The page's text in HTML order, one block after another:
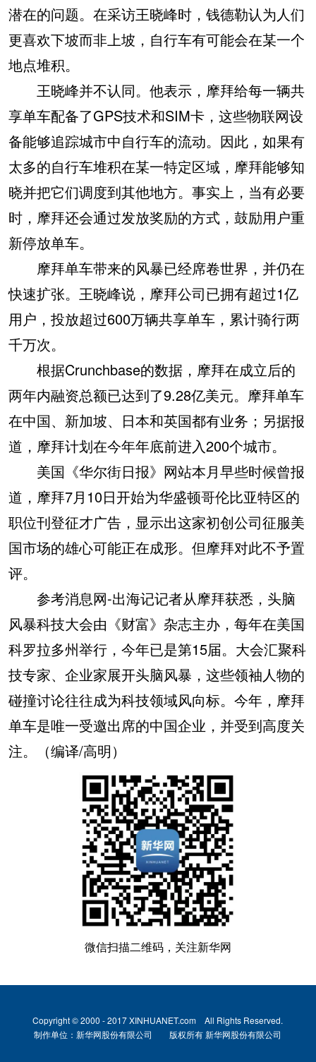
潜在的问题。在采访王晓峰时，钱德勒认为人们
更喜欢下坡而非上坡，自行车有可能会在某一个
地点堆积。
王晓峰并不认同。他表示，摩拜给每一辆共
享单车配备了GPS技术和SIM卡，这些物联网设
备能够追踪城市中自行车的流动。因此，如果有
太多的自行车堆积在某一特定区域，摩拜能够知
晓并把它们调度到其他地方。事实上，当有必要
时，摩拜还会通过发放奖励的方式，鼓励用户重
新停放单车。
摩拜单车带来的风暴已经席卷世界，并仍在
快速扩张。王晓峰说，摩拜公司已拥有超过1亿
用户，投放超过600万辆共享单车，累计骑行两
千万次。
根据Crunchbase的数据，摩拜在成立后的
两年内融资总额已达到了9.28亿美元。摩拜单车
在中国、新加坡、日本和英国都有业务；另据报
道，摩拜计划在今年年底前进入200个城市。
美国《华尔街日报》网站本月早些时候曾报
道，摩拜7月10日开始为华盛顿哥伦比亚特区的
职位刊登征才广告，显示出这家初创公司征服美
国市场的雄心可能正在成形。但摩拜对此不予置
评。
参考消息网-出海记记者从摩拜获悉，头脑
风暴科技大会由《财富》杂志主办，每年在美国
科罗拉多州举行，今年已是第15届。大会汇聚科
技专家、企业家展开头脑风暴，这些领袖人物的
碰撞讨论往往成为科技领域风向标。今年，摩拜
单车是唯一受邀出席的中国企业，并受到高度关
注。（编译/高明）
微信扫描二维码，关注新华网
Copyright © 2000 - 2017 XINHUANET.com All Rights Reserved.
制作单位：新华网股份有限公司 版权所有 新华网股份有限公司